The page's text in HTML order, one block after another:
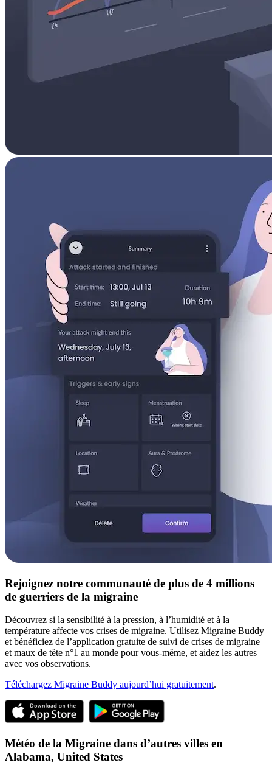
Rejoignez notre communauté de plus de 4 millions
de guerriers de la migraine
Découvrez si la sensibilité à la pression, à l’humidité et à la
température affecte vos crises de migraine. Utilisez Migraine Buddy
et bénéficiez de l’application gratuite de suivi de crises de migraine
et maux de tête n°1 au monde pour vous-même, et aidez les autres
avec vos observations.
Téléchargez Migraine Buddy aujourd’hui gratuitement.
Météo de la Migraine dans d’autres villes en
Alabama, United States